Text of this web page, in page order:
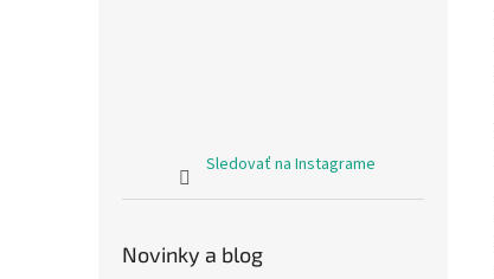
Sledovať na Instagrame
Novinky a blog